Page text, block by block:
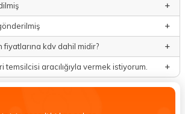
fiyatlarına kdv dahil midir?
temsilcisi aracılığıyla vermek istiyorum.